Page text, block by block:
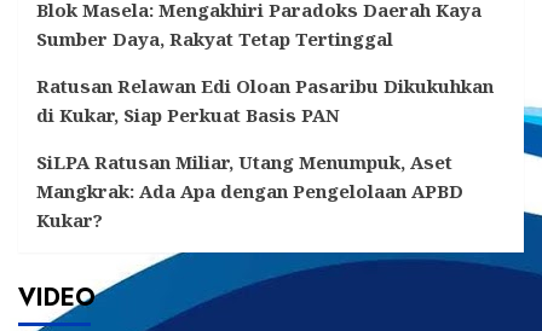
Blok Masela: Mengakhiri Paradoks Daerah Kaya
Sumber Daya, Rakyat Tetap Tertinggal
Ratusan Relawan Edi Oloan Pasaribu Dikukuhkan
di Kukar, Siap Perkuat Basis PAN
SiLPA Ratusan Miliar, Utang Menumpuk, Aset
Mangkrak: Ada Apa dengan Pengelolaan APBD
Kukar?
VIDEO